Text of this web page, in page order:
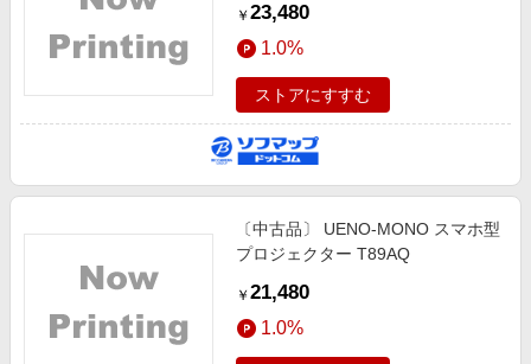
￥ 23,480
1.0%
ストアにすすむ
〔中古品〕 UENO-MONO スマホ型
プロジェクター T89AQ
￥ 21,480
1.0%